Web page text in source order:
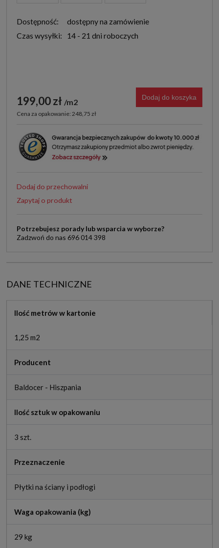
Dostępność:
dostępny na zamówienie
Czas wysyłki:
14 - 21 dni roboczych
199,00 zł m2
Cena za opakowanie: 248,75 zł
Dodaj do koszyka
Dodaj do przechowalni
Zapytaj o produkt
Potrzebujesz porady lub wsparcia w wyborze?
Zadzwoń do nas 696 014 398
DANE TECHNICZNE
Ilość metrów w kartonie
1,25 m2
Producent
Baldocer - Hiszpania
Ilość sztuk w opakowaniu
3 szt.
Przeznaczenie
Płytki na ściany i podłogi
Waga opakowania (kg)
29 kg